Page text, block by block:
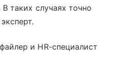
таких случаях точно
и HR-специалист